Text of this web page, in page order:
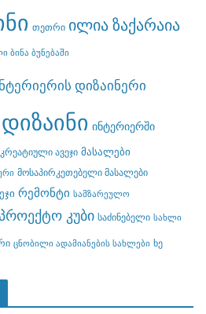
თეთრი ილია ზაქარაია
ბინა ბუნებაში
დიზაინერი
ინტერიერში
კრეატიული ავეჯი მასალები
მოსაპირკეთებელი მასალები
რემონტი სამზარეულო
კუბი საძინებელი სახლი
ცნობილი ადამიანების სახლები ხე